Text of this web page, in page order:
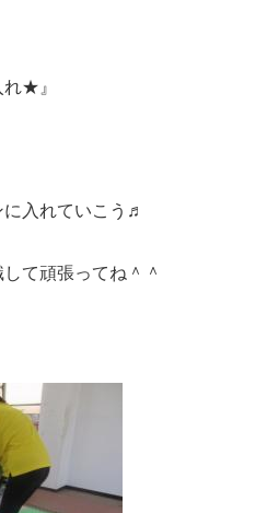
★』
入れていこう♬
て頑張ってね＾＾